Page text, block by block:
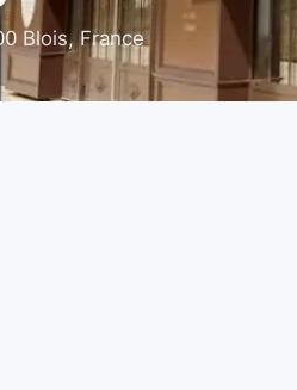
Blois, France